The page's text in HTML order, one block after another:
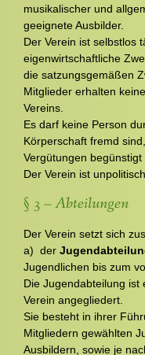
musikalischer und
geeignete Ausbilder.
Der Verein ist selbstlos
eigenwirtschaftliche
die satzungsgemäßen
Mitglieder erhalten
Vereins.
Es darf keine Person
Körperschaft fremd
Vergütungen begünstigt
Der Verein ist
§ 3 – Abteilungen
Der Verein setzt sich
a) der
Jugendlichen bis zum
Die Jugendabteilung ist
Verein angegliedert.
Sie besteht in ihrer
Mitgliedern gewählten
Ausbildern, sowie je